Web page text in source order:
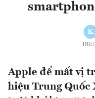
K
Apple để mất vị
hiệu Trung Quốc